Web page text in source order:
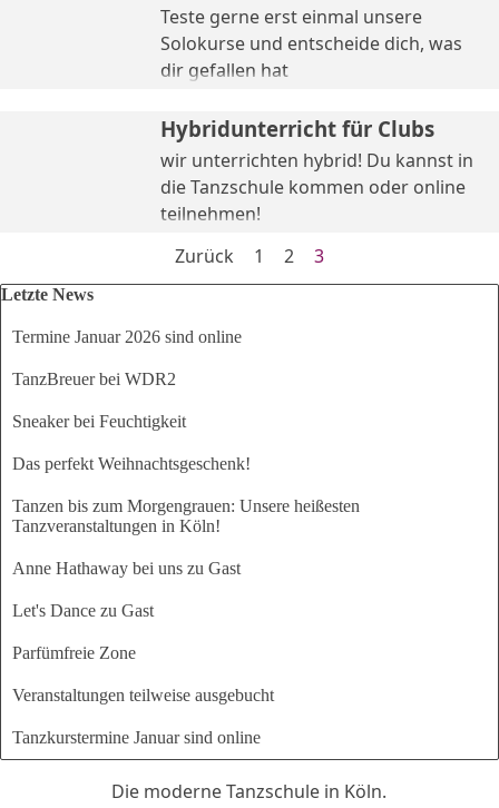
Teste gerne erst einmal unsere
Solokurse und entscheide dich, was
dir gefallen hat
Hybridunterricht für Clubs
wir unterrichten hybrid! Du kannst in
die Tanzschule kommen oder online
teilnehmen!
Zurück
Gehen Sie zu Seite:
1 Gehen Sie zu Seite:
2 Aktuelle Seite:
3
Block überspringen Letzte News
Letzte News
Termine Januar 2026 sind online
TanzBreuer bei WDR2
Sneaker bei Feuchtigkeit
Das perfekt Weihnachtsgeschenk!
Tanzen bis zum Morgengrauen: Unsere heißesten
Tanzveranstaltungen in Köln!
Anne Hathaway bei uns zu Gast
Let's Dance zu Gast
Parfümfreie Zone
Veranstaltungen teilweise ausgebucht
Tanzkurstermine Januar sind online
Die moderne Tanzschule in Köln.